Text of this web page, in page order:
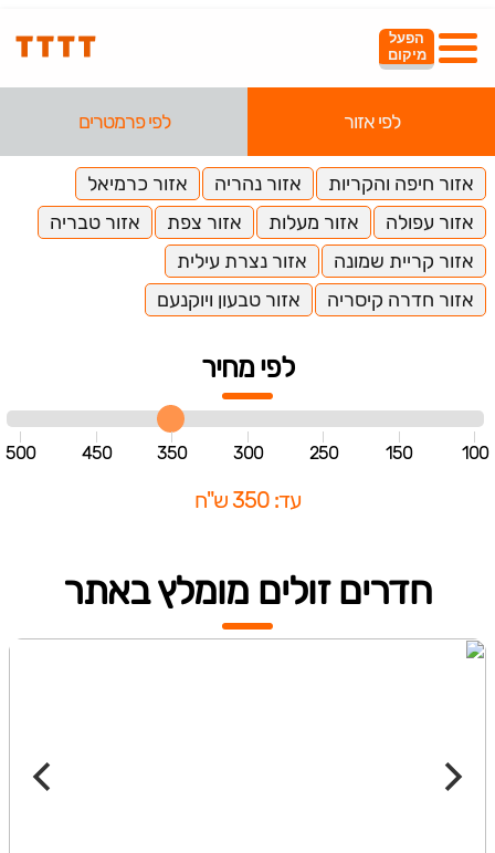
הפעל
מיקום
לפי אזור לפי פרמטרים
אזור חיפה והקריות אזור נהריה
אזור כרמיאל
אזור עפולה
אזור מעלות אזור צפת
אזור טבריה
אזור קריית שמונה
אזור נצרת עילית
אזור חדרה קיסריה
אזור טבעון ויוקנעם
לפי מחיר
100
150
250
300
350
450
500
עד: 350 ש"ח
חדרים זולים מומלץ באתר